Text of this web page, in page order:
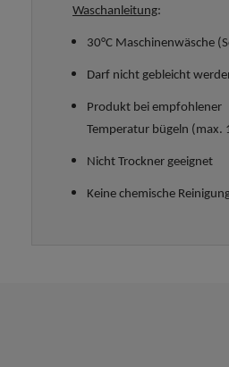
Waschanleitung:
30°C Maschinenwäsche
Darf nicht gebleicht
Produkt bei empfohlener
Temperatur bügeln (max.
Nicht Trockner geeignet
Keine chemische